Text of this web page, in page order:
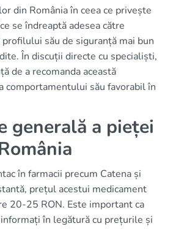
din România în ceea ce privește
se îndreaptă adesea către
său de siguranță mai bun
În discuții directe cu specialiști,
de a recomanda această
comportamentului său favorabil în
generală a pieței
în farmacii precum Catena și
prețul acestui medicament
20-25 RON. Este important ca
în legătură cu prețurile și